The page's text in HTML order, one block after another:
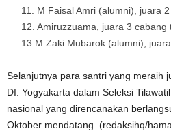
11. M Faisal Amri (alumni), juara
12. Amiruzzuama, juara 3 cabang
13.M Zaki Mubarok (alumni),
Selanjutnya para santri yang meraih
DI. Yogyakarta dalam Seleksi
nasional yang direncanakan
Oktober mendatang. (redaksihq/